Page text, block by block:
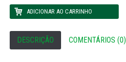
DESCRIÇÃO COMENTÁRIOS (0)